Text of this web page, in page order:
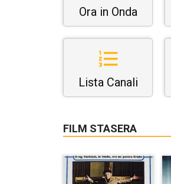
Ora in Onda
Lista Canali
FILM STASERA